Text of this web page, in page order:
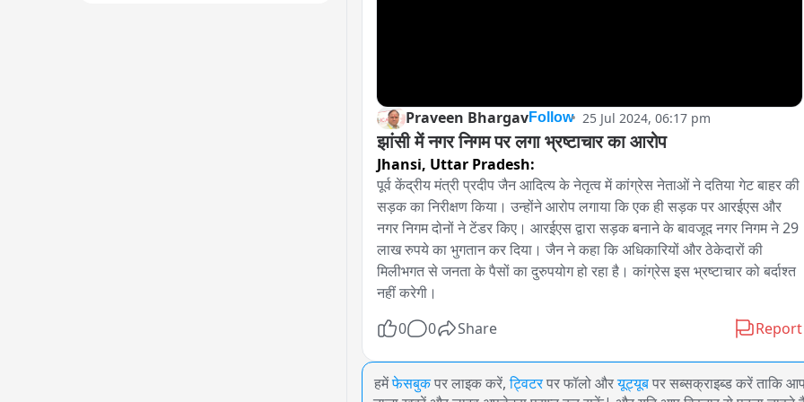
Praveen BhargavFollow 25 Jul 2024, 06:17 pm
झांसी में नगर निगम पर लगा भ्रष्टाचार का आरोप
Jhansi, Uttar Pradesh:
पूर्व केंद्रीय मंत्री प्रदीप जैन आदित्य के नेतृत्व में कांग्रेस नेताओं ने दतिया गेट बाहर की
सड़क का निरीक्षण किया। उन्होंने आरोप लगाया कि एक ही सड़क पर आरईएस और
नगर निगम दोनों ने टेंडर किए। आरईएस द्वारा सड़क बनाने के बावजूद नगर निगम ने 29
लाख रुपये का भुगतान कर दिया। जैन ने कहा कि अधिकारियों और ठेकेदारों की
मिलीभगत से जनता के पैसों का दुरुपयोग हो रहा है। कांग्रेस इस भ्रष्टाचार को बर्दाश्त
नहीं करेगी।
0
0 Share Report
हमेंफेसबुक पर लाइक करें, ट्विटर पर फॉलो औरयूट्यूब पर सब्सक्राइब्ड करें ताकि